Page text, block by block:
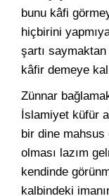
bunu kâfi
hiçbirini
şartı
kâfir demeye
Zünnar
İslamiyet küfür
bir dine
olması lazım
kendinde
kalbindeki